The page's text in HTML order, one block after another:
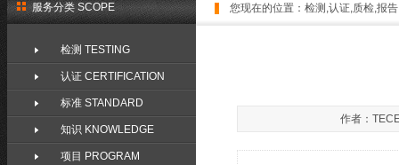
您现在的位置： 检测,认证,质检,报
作者：
服务分类 SCOPE
检测 TESTING
认证 CERTIFICATION
标准 STANDARD
知识 KNOWLEDGE
项目 PROGRAM